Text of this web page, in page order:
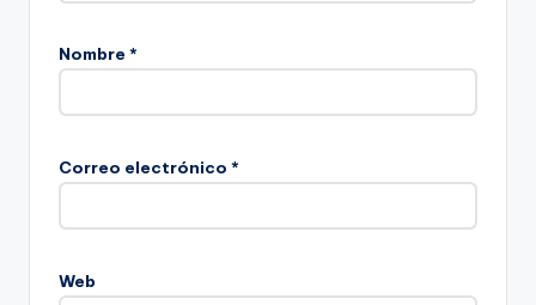
Nombre *
Correo electrónico *
Web